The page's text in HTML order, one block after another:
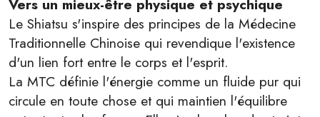
Vers un mieux-être physique et psychique
Le Shiatsu s'inspire des principes de la Médecine
Traditionnelle Chinoise qui revendique l'existence
d'un lien fort entre le corps et l'esprit.
La MTC définie l'énergie comme un fluide pur qui
circule en toute chose et qui maintien l'équilibre